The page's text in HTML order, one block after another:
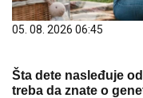
05. 08. 2026 06:45
Šta dete nasleđuje
treba da znate o